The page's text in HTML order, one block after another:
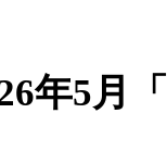
年5月